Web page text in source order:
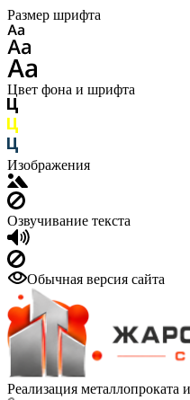
Размер шрифта
Цвет фона и шрифта
Изображения
Озвучивание текста
Обычная версия сайта
Реализация металлопроката